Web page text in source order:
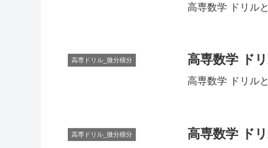
高専数学 ドリル
高専ドリル_微分積分 高専数学 ド
高専数学 ドリル
高専ドリル_微分積分 高専数学 ド